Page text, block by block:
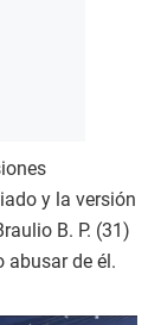
y la versión
B. P. (31)
abusar de él.